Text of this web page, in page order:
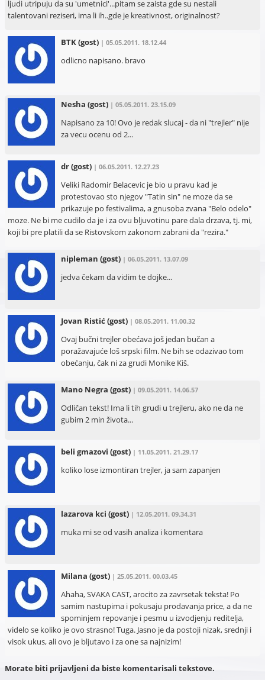
ljudi utripuju da su 'umetnici'...pitam se zaista gde su nestali
talentovani reziseri, ima li ih..gde je kreativnost, originalnost?
BTK(gost) | 05.05.2011. 18.12.44
odlicno napisano. bravo
Nesha (gost) | 05.05.2011. 23.15.09
Napisano za 10! Ovo je redak slucaj - da ni "trejler" nije
za vecu ocenu od 2...
dr(gost) | 06.05.2011. 12.27.23
Veliki Radomir Belacevic je bio u pravu kad je
protestovao sto njegov "Tatin sin" ne moze da se
prikazuje po festivalima, a gnusoba zvana "Belo odelo"
moze. Ne bi me cudilo da je i za ovu bljuvotinu pare dala drzava, tj. mi,
koji bi pre platili da se Ristovskom zakonom zabrani da "rezira."
nipleman (gost) | 06.05.2011. 13.07.09
jedva čekam da vidim te dojke...
Jovan Ristić(gost) | 08.05.2011. 11.00.32
Ovaj bučni trejler obećava još jedan bučan a
poražavajuće loš srpski film. Ne bih se odazivao tom
obećanju, čak ni za grudi Monike Kiš.
Mano Negra (gost) | 09.05.2011. 14.06.57
Odličan tekst! Ima li tih grudi u trejleru, ako ne da ne
gubim 2 min života...
beli gmazovi (gost) | 11.05.2011. 21.29.17
koliko lose izmontiran trejler, ja sam zapanjen
lazarova kci (gost) | 12.05.2011. 09.34.31
muka mi se od vasih analiza i komentara
Milana (gost) | 25.05.2011. 00.03.45
Ahaha, SVAKA CAST, arocito za zavrsetak teksta! Po
samim nastupima i pokusaju prodavanja price, a da ne
spominjem repovanje i pesmu u izvodjenju reditelja,
videlo se koliko je ovo strasno! Tuga. Jasno je da postoji nizak, srednji i
visok ukus, ali ovo je bljutavo i za one sa najnizim!
Morate biti prijavljeni da biste komentarisali tekstove.